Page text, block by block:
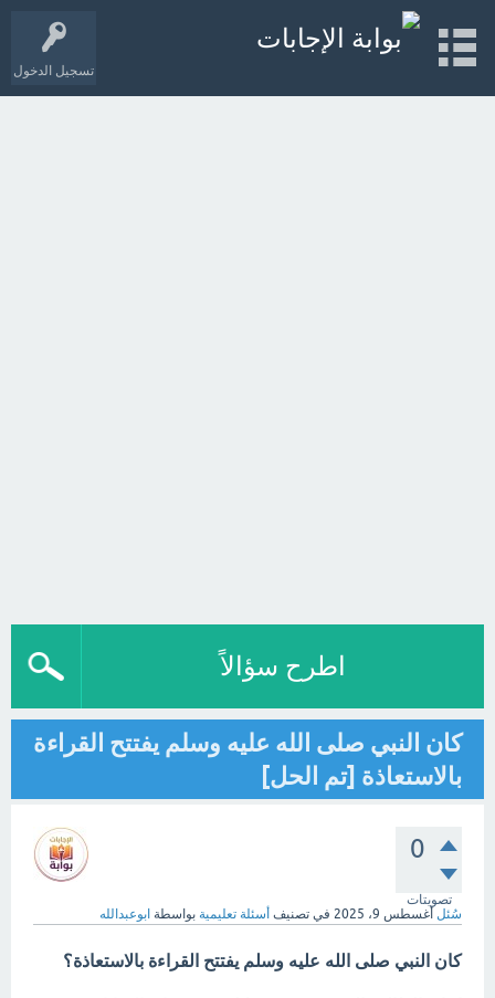
تسجيل الدخول
اطرح سؤالاً
كان النبي صلى الله عليه وسلم يفتتح القراءة
بالاستعاذة [تم الحل]
0
تصويتات
سُئل أغسطس 9، 2025 في تصنيف أسئلة تعليمية بواسطة ابوعبدالله
كان النبي صلى الله عليه وسلم يفتتح القراءة بالاستعاذة؟